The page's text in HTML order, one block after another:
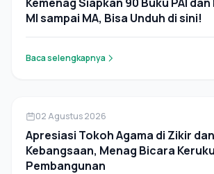
MI sampai MA, Bisa Unduh di sini!
Baca selengkapnya
Pers Rilis
02 Agustus 2026
Apresiasi Tokoh Agama di Zikir
Kebangsaan, Menag Bicara
Pembangunan